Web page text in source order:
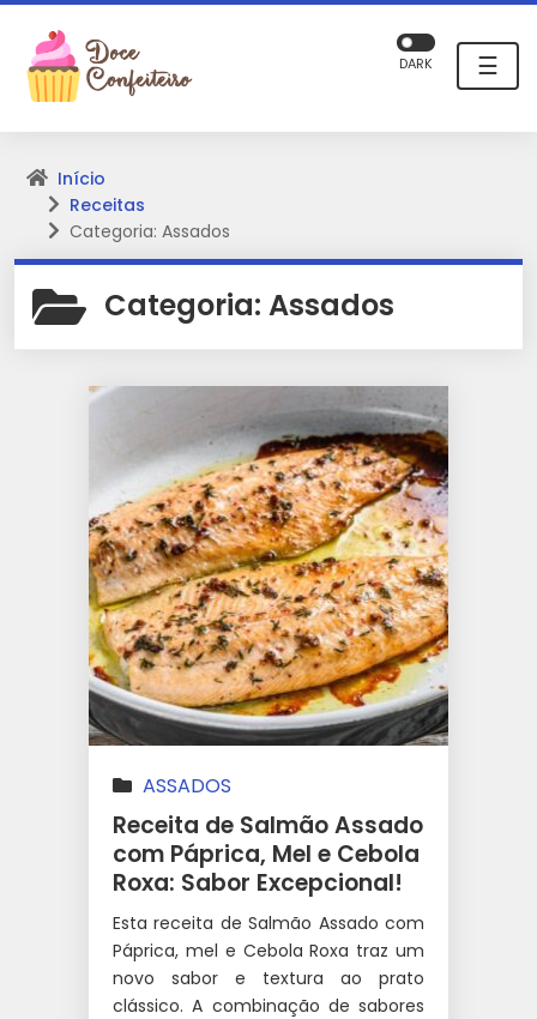
☰
DARK
Início
Receitas
Categoria: Assados
Categoria: Assados
ASSADOS
Receita de Salmão Assado
com Páprica, Mel e Cebola
Roxa: Sabor Excepcional!
Esta receita de Salmão Assado com
Páprica, mel e Cebola Roxa traz um
novo sabor e textura ao prato
clássico. A combinação de sabores